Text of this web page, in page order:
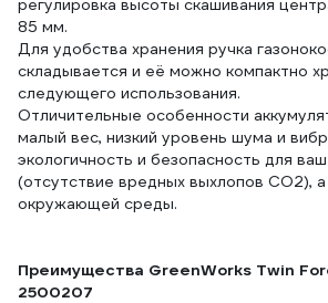
регулировка высоты скашивания
85 мм.
Для удобства хранения ручка
складывается и её можно компактно
следующего использования.
Отличительные особенности
малый вес, низкий уровень шума и
экологичность и безопасность для
(отсутствие вредных выхлопов СО2),
окружающей среды.
Преимущества GreenWorks Twin
2500207